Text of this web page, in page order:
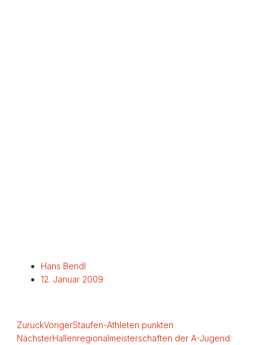
Hans Bendl
12. Januar 2009
ZurückVorigerStaufen-Athleten punkten
NächsterHallenregionalmeisterschaften der A-Jugend: